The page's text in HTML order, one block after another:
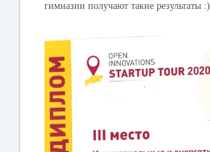
гимназии получают такие результаты :)